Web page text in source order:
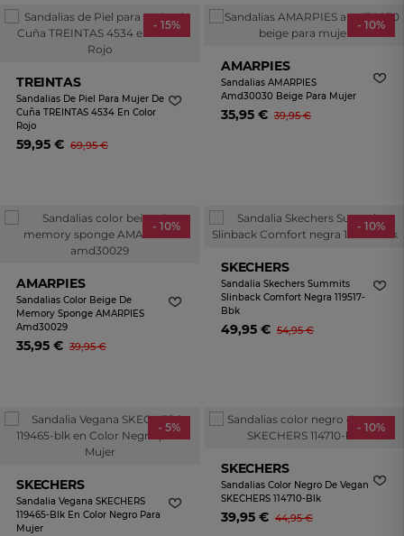
- 15%
TREINTAS
Sandalias De Piel Para Mujer De
Cuña TREINTAS 4534 En Color
Rojo
59,95 € 69,95 €
- 10%
AMARPIES
Sandalias AMARPIES
Amd30030 Beige Para Mujer
35,95 € 39,95 €
- 10%
AMARPIES
Sandalias Color Beige De
Memory Sponge AMARPIES
Amd30029
35,95 € 39,95 €
- 10%
SKECHERS
Sandalia Skechers Summits
Slinback Comfort Negra 119517-
Bbk
49,95 € 54,95 €
- 5%
SKECHERS
Sandalia Vegana SKECHERS
119465-Blk En Color Negro Para
Mujer
- 10%
SKECHERS
Sandalias Color Negro De Vegan
SKECHERS 114710-Blk
39,95 € 44,95 €